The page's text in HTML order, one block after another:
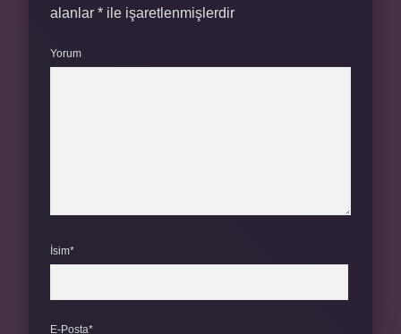
alanlar * ile işaretlenmişlerdir
Yorum
İsim*
E-Posta*